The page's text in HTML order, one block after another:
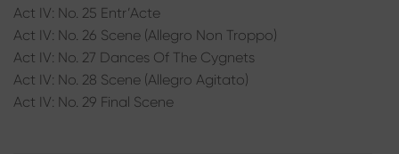
Act IV: No. 25 Entr’Acte
Act IV: No. 26 Scene (Allegro Non Troppo)
Act IV: No. 27 Dances Of The Cygnets
Act IV: No. 28 Scene (Allegro Agitato)
Act IV: No. 29 Final Scene